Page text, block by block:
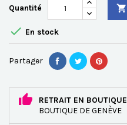
Quantité 
 En stock
Partager
RETRAIT EN BOUTIQUE
BOUTIQUE DE GENÈVE